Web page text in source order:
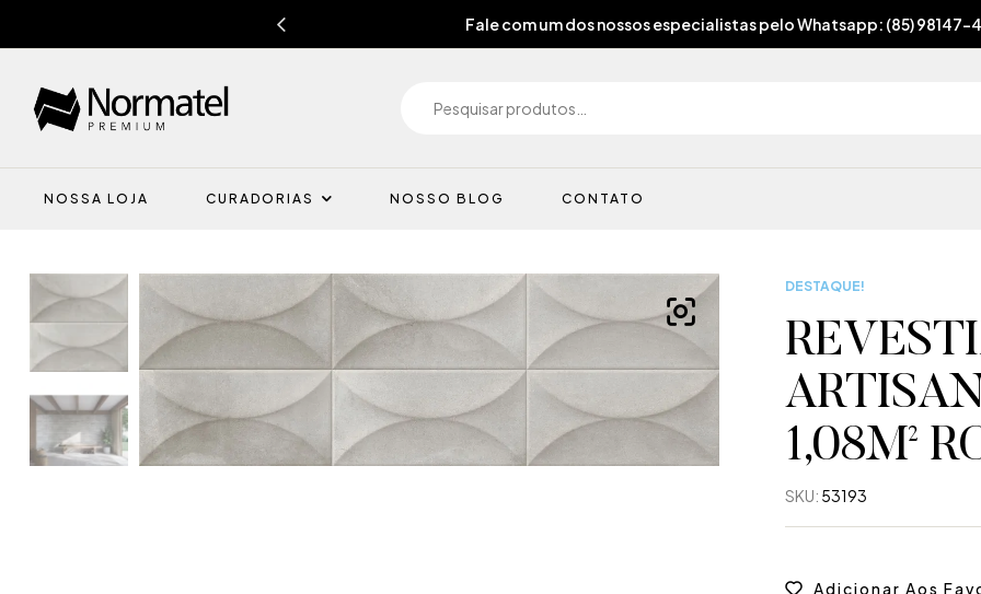
Fale com um dos nossos especialistas pelo Whatsapp: (85) 98147-
NOSSA LOJA CURADORIAS NOSSO BLOG CONTATO
DESTAQUE!
1,08M²
SKU: 53193
Adicionar Aos